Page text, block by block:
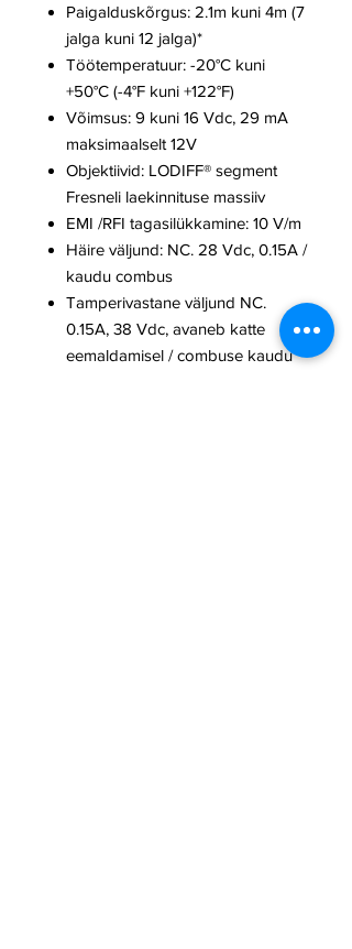
Paigalduskõrgus: 2.1m kuni 4m (7
jalga kuni 12 jalga)*
Töötemperatuur: -20°C kuni
+50°C (-4°F kuni +122°F)
Võimsus: 9 kuni 16 Vdc, 29 mA
maksimaalselt 12V
Objektiivid: LODIFF® segment
Fresneli laekinnituse massiiv
EMI /RFI tagasilükkamine: 10 V/m
Häire väljund: NC. 28 Vdc, 0.15A /
kaudu combus
Tamperivastane väljund NC.
0.15A, 38 Vdc, avaneb katte
eemaldamisel / combuse kaudu